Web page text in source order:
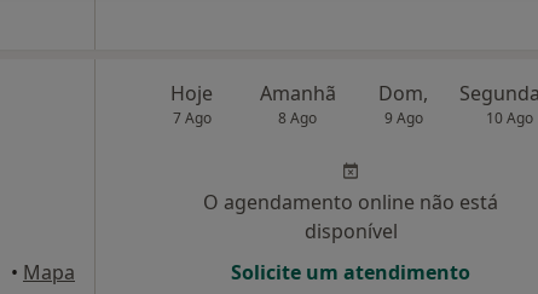
• Mapa
Hoje
7 Ago
Amanhã
8 Ago
Dom,
9 Ago 10 Ago
O agendamento online não está
disponível
Solicite um atendimento